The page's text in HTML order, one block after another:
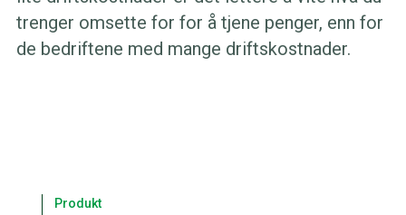
trenger omsette for for å tjene penger, enn for
de bedriftene med mange driftskostnader.
Produkt